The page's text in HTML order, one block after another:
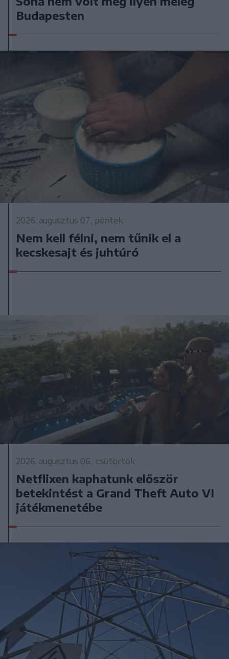
Budapesten
2026. augusztus 07., péntek
Nem kell félni, nem tűnik el a
kecskesajt és juhtúró
2026. augusztus 06., csütörtök
Netflixen kaphatunk először
betekintést a Grand Theft Auto VI
játékmenetébe